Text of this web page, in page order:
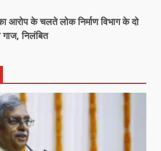
का आरोप के चलते लोक निर्माण विभाग के दो
गाज, निलंबित